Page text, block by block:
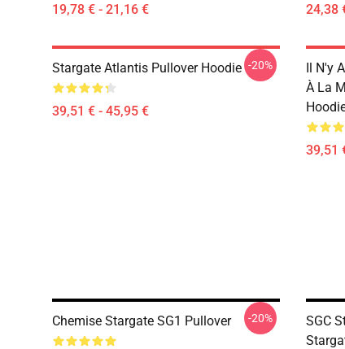
19,78 € - 21,16 € 24,38
Stargate Atlantis Pullover Hoodie
39,51 € - 45,95 €
-20%
Il N'y
À La
39,51
Chemise Stargate SG1 Pullover -20%
SGC